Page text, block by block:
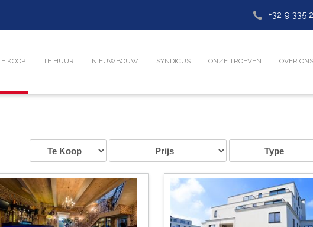
+32 9 335
KOOP TE HUUR NIEUWBOUW SYNDICUS ONZE TROEVEN OVER ONS